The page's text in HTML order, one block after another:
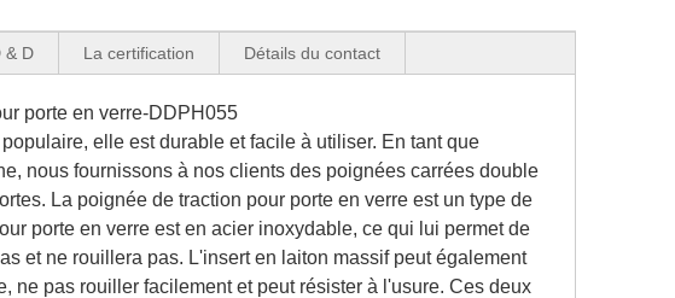
& D La certification Détails du contact
porte en verre-DDPH055
elle est durable et facile à utiliser. En tant que
nous fournissons à nos clients des poignées carrées double
La poignée de traction pour porte en verre est un type de
porte en verre est en acier inoxydable, ce qui lui permet de
et ne rouillera pas. L'insert en laiton massif peut également
ne pas rouiller facilement et peut résister à l'usure. Ces deux